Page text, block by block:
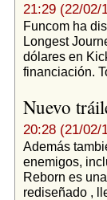
21:29 (22/02/
Funcom ha
Longest
dólares en
financiación.
Nuevo
20:28 (21/02/
Además
enemigos,
Reborn es
rediseñado ,